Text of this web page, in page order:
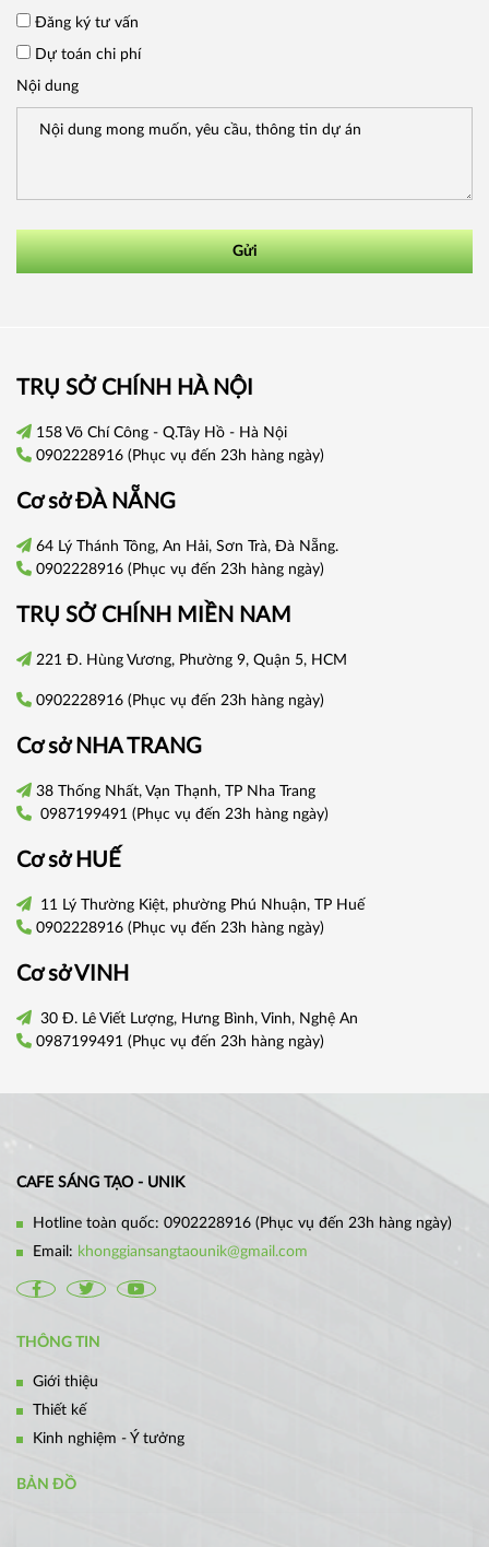
Đăng ký tư vấn
Dự toán chi phí
Nội dung
Gửi
TRỤ SỞ CHÍNH HÀ NỘI
158 Võ Chí Công - Q.Tây Hồ - Hà Nội
0902228916(Phục vụ đến 23h hàng ngày)
Cơ sởĐÀ NẴNG
64 Lý Thánh Tông, An Hải, Sơn Trà, Đà Nẵng.
0902228916(Phục vụ đến 23h hàng ngày)
TRỤ SỞ CHÍNH MIỀN NAM
221 Đ. Hùng Vương, Phường 9, Quận 5, HCM
0902228916(Phục vụ đến 23h hàng ngày)
Cơ sởNHA TRANG
38 Thống Nhất, Vạn Thạnh, TP Nha Trang
0987199491 (Phục vụ đến 23h hàng ngày)
Cơ sởHUẾ
11 Lý Thường Kiệt, phường Phú Nhuận, TP Huế
0902228916(Phục vụ đến 23h hàng ngày)
Cơ sở VINH
30 Đ. Lê Viết Lượng, Hưng Bình, Vinh, Nghệ An
0987199491 (Phục vụ đến 23h hàng ngày)
CAFE SÁNG TẠO - UNIK
Hotline toàn quốc: 0902228916 (Phục vụ đến 23h hàng ngày)
Email: khonggiansangtaounik@gmail.com
THÔNG TIN
Giới thiệu
Thiết kế
Kinh nghiệm - Ý tưởng
BẢN ĐỒ